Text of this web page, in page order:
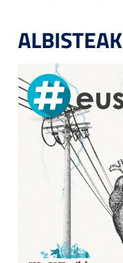
ALBISTEAK